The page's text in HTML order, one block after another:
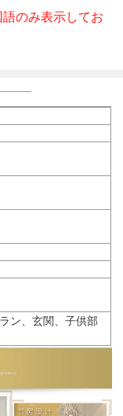
のみ表示してお
ン、玄関、子供部